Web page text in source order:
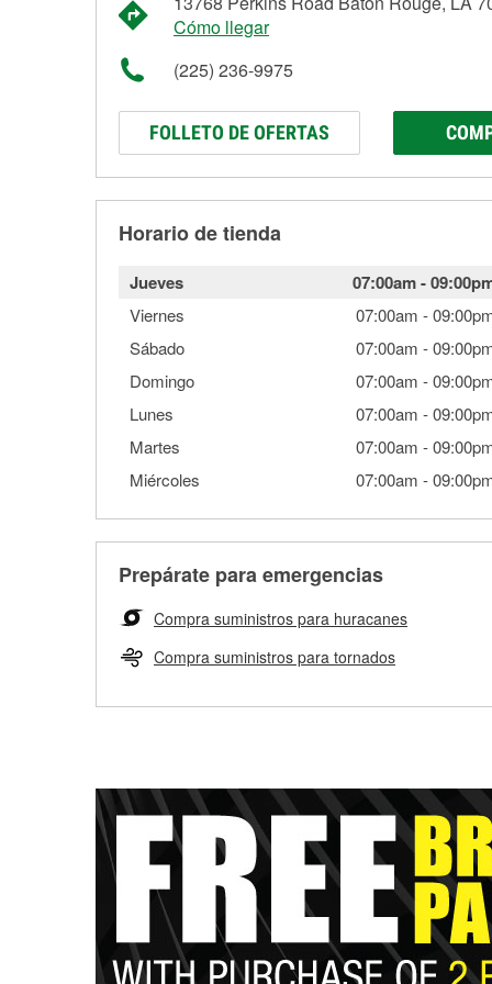
Cómo llegar
(225) 236-9975
FOLLETO DE OFERTAS
Horario de tienda
Jueves 07:00am-
Viernes 07:00am -
Sábado
07:00am -
Domingo
07:00am -
Lunes
07:00am -
Martes
07:00am -
Miércoles
07:00am -
Prepárate para emergencias
Compra suministros para huracanes
Compra suministros para tornados